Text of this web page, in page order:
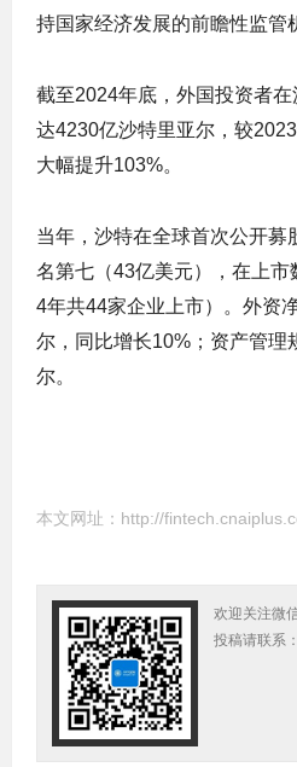
持国家经济发展的前瞻性监管
截至2024年底，外国投资者
达4230亿沙特里亚尔，较
大幅提升103%。
当年，沙特在全球首次公开募
名第七（43亿美元），在上
4年共44家企业上市）。外资
尔，同比增长10%；资产管理
尔。
本文网址： http://
欢迎关注微
投稿请联系：